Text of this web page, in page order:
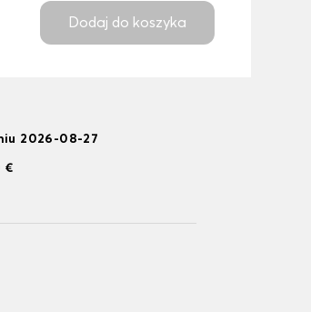
Dodaj do koszyka
2026-08-27
€